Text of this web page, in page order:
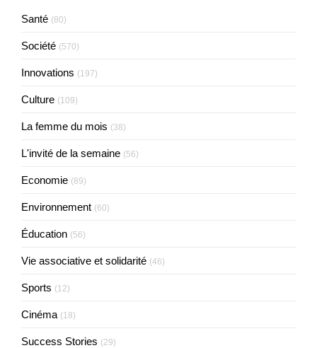
Santé (80)
Société (570)
Innovations (197)
Culture (109)
La femme du mois (38)
L'invité de la semaine (56)
Economie (89)
Environnement (60)
Éducation (56)
Vie associative et solidarité (46)
Sports (12)
Cinéma (18)
Success Stories (29)